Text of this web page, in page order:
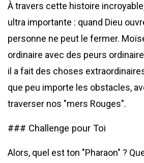
À travers cette histoire
ultra importante : quand Dieu
personne ne peut le fermer.
ordinaire avec des peurs
il a fait des choses
que peu importe les obstacles,
traverser nos "mers Rouges".
### Challenge pour Toi
Alors, quel est ton "Pharaon" ?